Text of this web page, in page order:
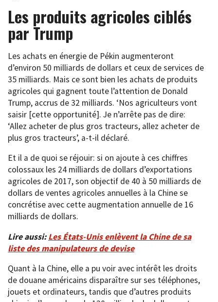
Les produits agricoles ciblés
par Trump
Les achats en énergie de Pékin augmenteront
d’environ 50 milliards de dollars et ceux de services de
35 milliards. Mais ce sont bien les achats de produits
agricoles qui gagnent toute l’attention de Donald
Trump, accrus de 32 milliards. ‘Nos agriculteurs vont
saisir [cette opportunité]. Je n’arrête pas de dire:
‘Allez acheter de plus gros tracteurs, allez acheter de
plus gros tracteurs’, a-t-il déclaré.
Et il a de quoi se réjouir: si on ajoute à ces chiffres
colossaux les 24 milliards de dollars d’exportations
agricoles de 2017, son objectif de 40 à 50 milliards de
dollars de ventes agricoles annuelles à la Chine se
concrétise avec cette augmentation annuelle de 16
milliards de dollars.
Lire aussi:Les États-Unis enlèvent la Chine de sa
liste des manipulateurs de devise
Quant à la Chine, elle a pu voir avec intérêt les droits
de douane américains disparaître sur ses téléphones,
jouets et ordinateurs, tandis que d’autres produits